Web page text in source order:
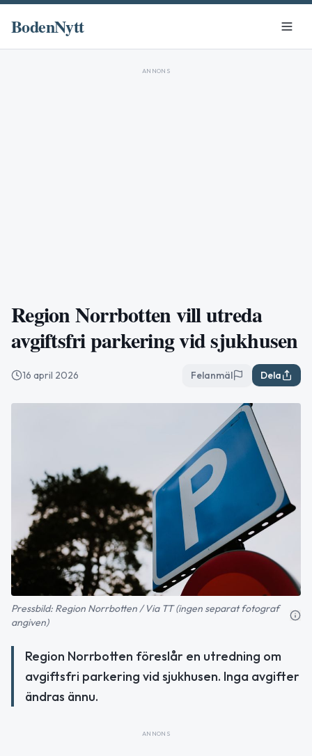
BodenNytt
ANNONS
Region Norrbotten vill utreda
avgiftsfri parkering vid sjukhusen
16 april 2026 Felanmäl Dela
Pressbild: Region Norrbotten / Via TT (ingen separat fotograf
angiven)
Region Norrbotten föreslår en utredning om
avgiftsfri parkering vid sjukhusen. Inga avgifter
ändras ännu.
ANNONS